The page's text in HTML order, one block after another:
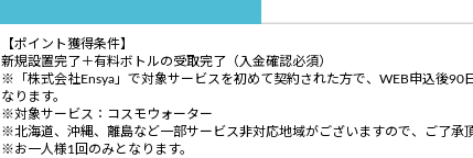
【ポイント獲得条件】
新規設置完了＋有料ボトルの受取完了（入金確認必須）
※「株式会社Ensya」で対象サービスを初めて契約された方で、WEB申込後
なります。
※対象サービス：コスモウォーター
※北海道、沖縄、離島など一部サービス非対応地域がございますので、ご了承
※お一人様1回のみとなります。